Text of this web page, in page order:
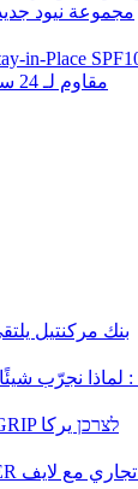
مجموعة نيود
مقاوم لـ 24 ساعة دون حاجة لإعادة وضع اللمسات
بنك مركنتيل
لماذا نجرّب
حملة تنزيلات جنونيّة لا مثيل لها في GRIP לצרכן يركا